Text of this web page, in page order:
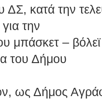
ΔΣ, κατά την
για την
μπάσκετ – βόλεϊ
του Δήμου
ως Δήμος